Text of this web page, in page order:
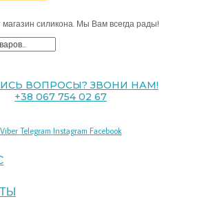
магазин силикона. Мы Вам всегда рады!
ВОПРОСЫ? ЗВОНИ НАМ!
+38 067 754 02 67
Viber Telegram Instagram Facebook